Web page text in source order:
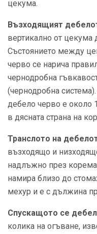
цекума.
Възходящият
вертикално от цекума
Състоянието между
черво се нарича
чернодробна
(чернодробна
дебело черво е около
в дясната страна на
Транслото на
възходящо и
надлъжно през
намира близо до
мехур и е с дължина
Спускащото се
колика на огъване,